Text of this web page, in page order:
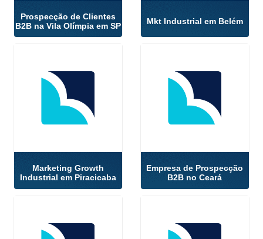
Prospecção de Clientes
B2B na Vila Olímpia em SP
Mkt Industrial em Belém
Marketing Growth
Industrial em Piracicaba
Empresa de Prospecção
B2B no Ceará